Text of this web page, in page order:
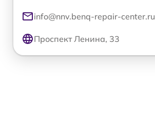
info@nnv.benq-repair-center.ru
Проспект Ленина, 33